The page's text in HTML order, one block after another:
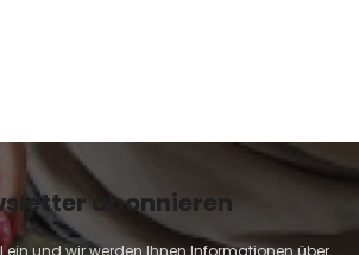
abonnieren
ein und wir werden Ihnen Informationen über